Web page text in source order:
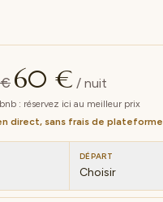
60 € / nuit
: réservez ici au meilleur prix
direct, sans frais de plateforme
DÉPART
Choisir